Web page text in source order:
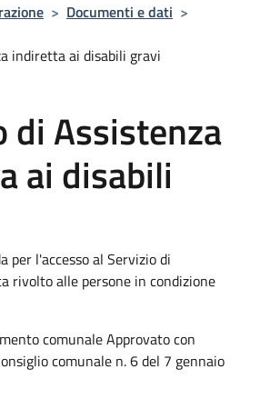
> Documenti e dati >
indiretta ai disabili gravi
di Assistenza
ai disabili
per l'accesso al Servizio di
rivolto alle persone in condizione
comunale Approvato con
comunale n. 6 del 7 gennaio